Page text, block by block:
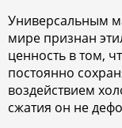
Универсальным
мире признан
ценность в том,
постоянно
воздействием
сжатия он не